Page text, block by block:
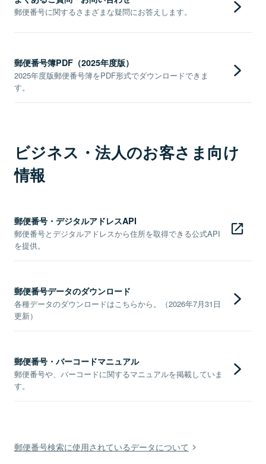
郵便番号に関するさまざまな疑問にお答えします。
郵便番号簿PDF（2025年度版）
2025年度版郵便番号簿をPDF形式でダウンロードできま
す。
ビジネス・法人のお客さま向け
情報
郵便番号・デジタルアドレスAPI
郵便番号とデジタルアドレスから住所を取得できる公式API
を提供。
郵便番号データのダウンロード
各種データのダウンロードはこちらから。（2026年7月31日
更新）
郵便番号・バーコードマニュアル
郵便番号や、バーコードに関するマニュアルを掲載していま
す。
郵便番号検索に使用されているデータについて